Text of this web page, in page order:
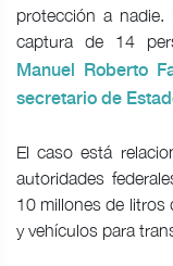
protección a nadie.
captura de 14
Manuel Roberto
secretario de
El caso está
autoridades
10 millones de litros
y vehículos para